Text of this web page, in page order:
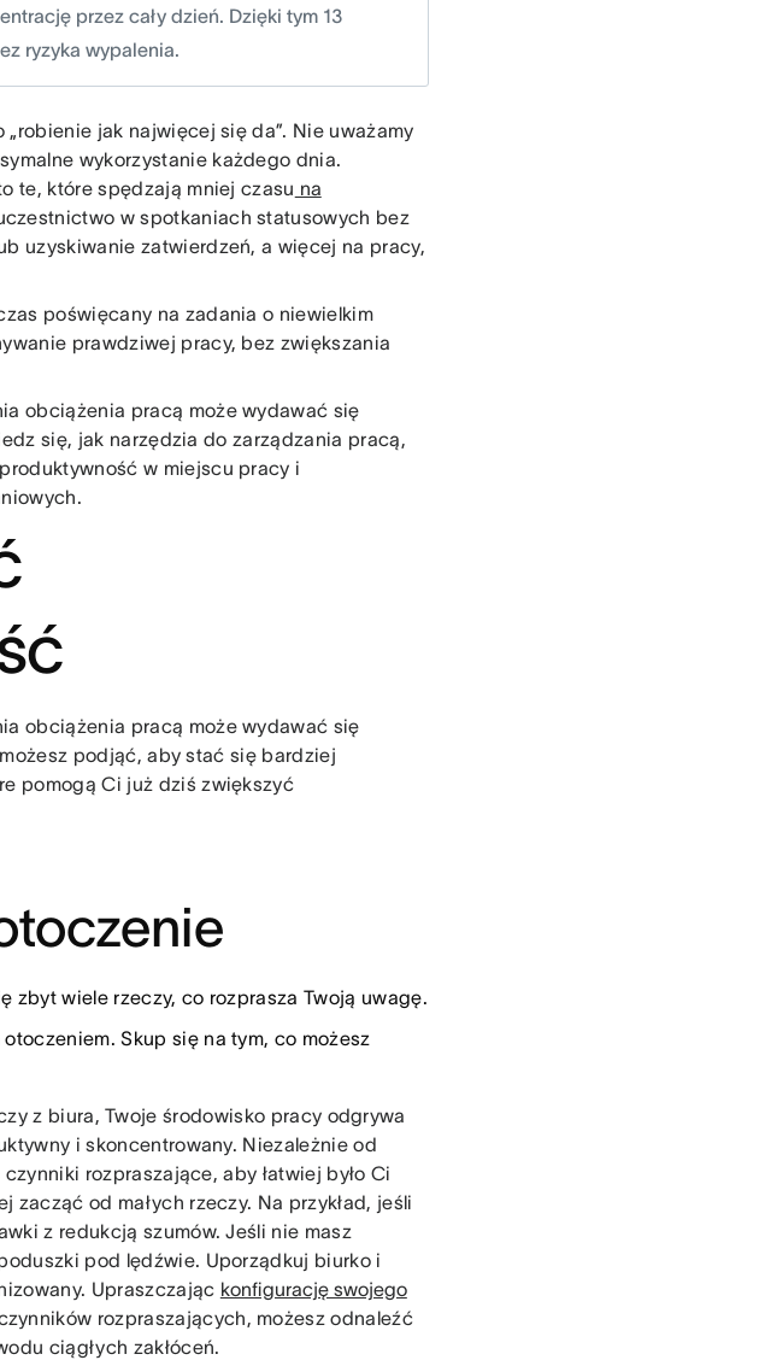
przez cały dzień. Dzięki tym 13
ryzyka wypalenia.
jak najwięcej się da”. Nie uważamy
wykorzystanie każdego dnia.
te, które spędzają mniej czasu na
w spotkaniach statusowych bez
uzyskiwanie zatwierdzeń, a więcej na pracy,
poświęcany na zadania o niewielkim
prawdziwej pracy, bez zwiększania
obciążenia pracą może wydawać się
się, jak narzędzia do zarządzania pracą,
w miejscu pracy i
obciążenia pracą może wydawać się
podjąć, aby stać się bardziej
pomogą Ci już dziś zwiększyć
zbyt wiele rzeczy, co rozprasza Twoją uwagę.
Skup się na tym, co możesz
z biura, Twoje środowisko pracy odgrywa
i skoncentrowany. Niezależnie od
rozpraszające, aby łatwiej było Ci
od małych rzeczy. Na przykład, jeśli
z redukcją szumów. Jeśli nie masz
pod lędźwie. Uporządkuj biurko i
Upraszczając konfigurację swojego
rozpraszających, możesz odnaleźć
ciągłych zakłóceń.